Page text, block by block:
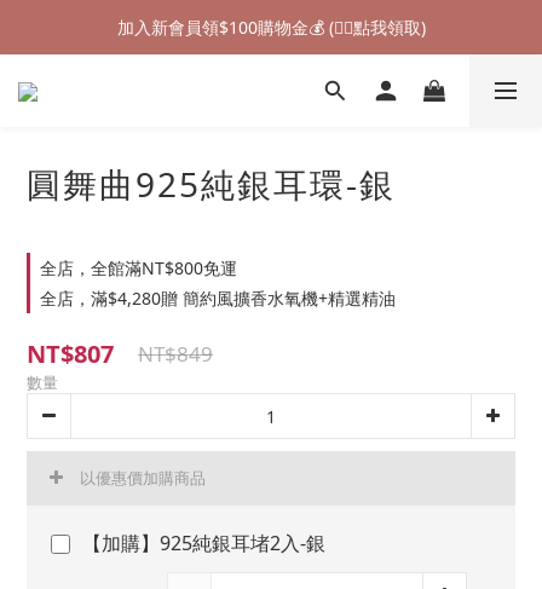
加入新會員領$100購物金💰 (👉🏻點我領取)
加入新會員領$100購物金💰 (👉🏻點我領取)
七夕情人節禮物❤85折起 (👉🏻點我探索)
圓舞曲925純銀耳環-銀
全店，全館滿NT$800免運
全店，滿$4,280贈 簡約風擴香水氧機+精選精油
NT$807 NT$849
數量
以優惠價加購商品
【加購】925純銀耳堵2入-銀